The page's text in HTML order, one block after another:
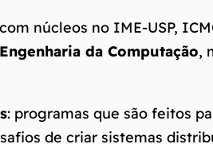
núcleos no IME-USP,
da Computação,
: programas que são feitos
de criar sistemas